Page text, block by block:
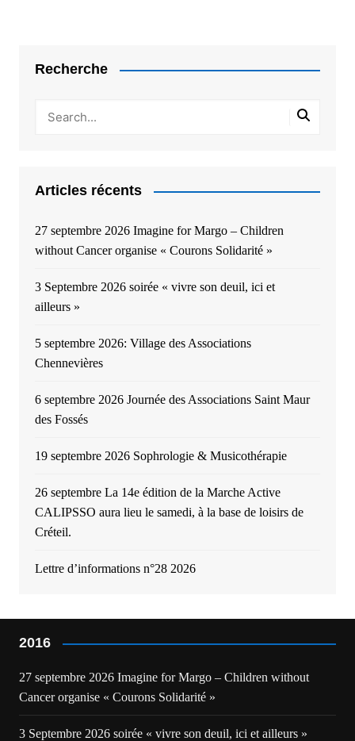
Recherche
Articles récents
27 septembre 2026 Imagine for Margo – Children
without Cancer organise « Courons Solidarité »
3 Septembre 2026 soirée « vivre son deuil, ici et
ailleurs »
5 septembre 2026: Village des Associations
Chennevières
6 septembre 2026 Journée des Associations Saint Maur
des Fossés
19 septembre 2026 Sophrologie & Musicothérapie
26 septembre La 14e édition de la Marche Active
CALIPSSO aura lieu le samedi, à la base de loisirs de
Créteil.
Lettre d’informations n°28 2026
2016
27 septembre 2026 Imagine for Margo – Children without
Cancer organise « Courons Solidarité »
3 Septembre 2026 soirée « vivre son deuil, ici et ailleurs »